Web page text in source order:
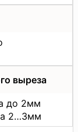
выреза
до 2мм
2…3мм